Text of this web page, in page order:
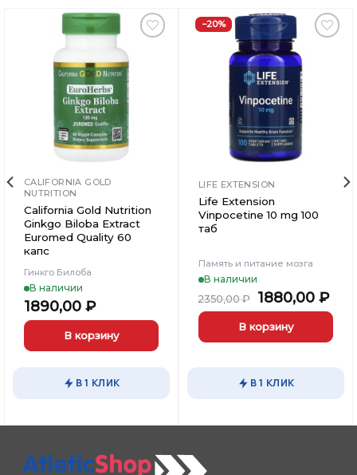
Добавить
Вишлист
CALIFORNIA GOLD
NUTRITION
California Gold Nutrition
Ginkgo Biloba Extract
Euromed Quality 60
капс
Гинкго Билоба
В наличии
1890,00 ₽
В корзину
В 1 КЛИК
−20%
Добавить
Вишлист
LIFE EXTENSION
Life Extension
Vinpocetine 10 mg 100
таб
Память и питание мозга
В наличии
2350,00₽
цена
составляла
2350,00 ₽.
1880,00 ₽
В корзину
В 1 КЛИК
₽.